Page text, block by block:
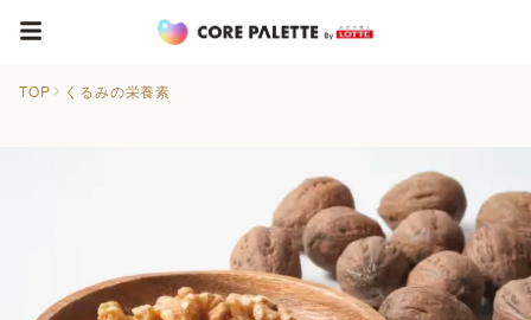
TOP くるみの栄養素